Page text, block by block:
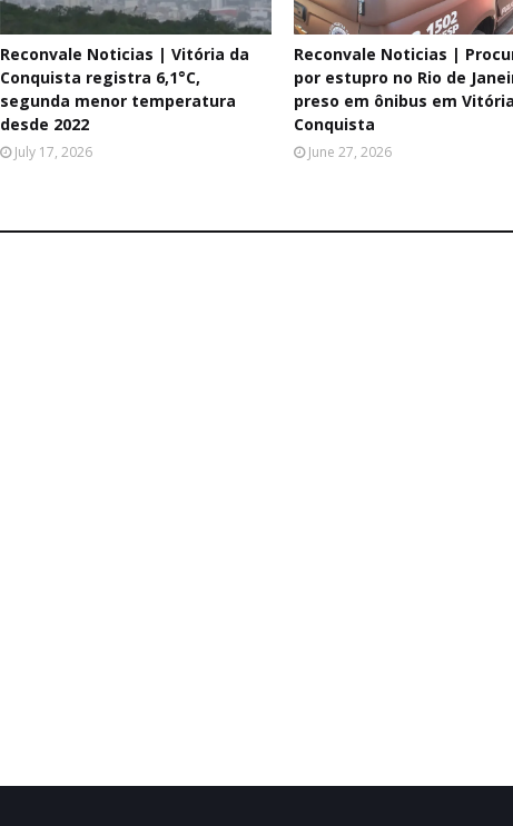
Reconvale Noticias | Vitória da
Conquista registra 6,1°C,
segunda menor temperatura
desde 2022
July 17, 2026
Reconvale Noticias |
por estupro no Rio de
preso em ônibus em
Conquista
June 27, 2026